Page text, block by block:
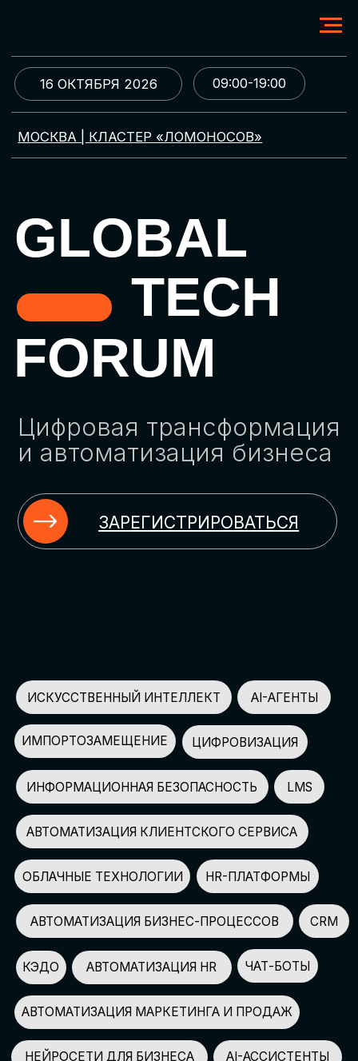
МОСКВА | КЛАСТЕР «ЛОМОНОСОВ»
GLOBAL
TECH
FORUM
Цифровая трансформация
и автоматизация бизнеса
ЗАРЕГИСТРИРОВАТЬСЯ
09:00-19:00
16 ОКТЯБРЯ 2026
ИСКУССТВЕННЫЙ ИНТЕЛЛЕКТ
НЕЙРОСЕТИ ДЛЯ БИЗНЕСА
КЭДО
ЦИФРОВИЗАЦИЯ
АВТОМАТИЗАЦИЯ HR
АВТОМАТИЗАЦИЯ МАРКЕТИНГА И ПРОДАЖ
AI-АССИСТЕНТЫ
ЧАТ-БОТЫ
ИМПОРТОЗАМЕЩЕНИЕ
СПИКЕРОВ
150+
ПАРТНЕРОВ
100+
УЧАСТНИКОВ
2500+